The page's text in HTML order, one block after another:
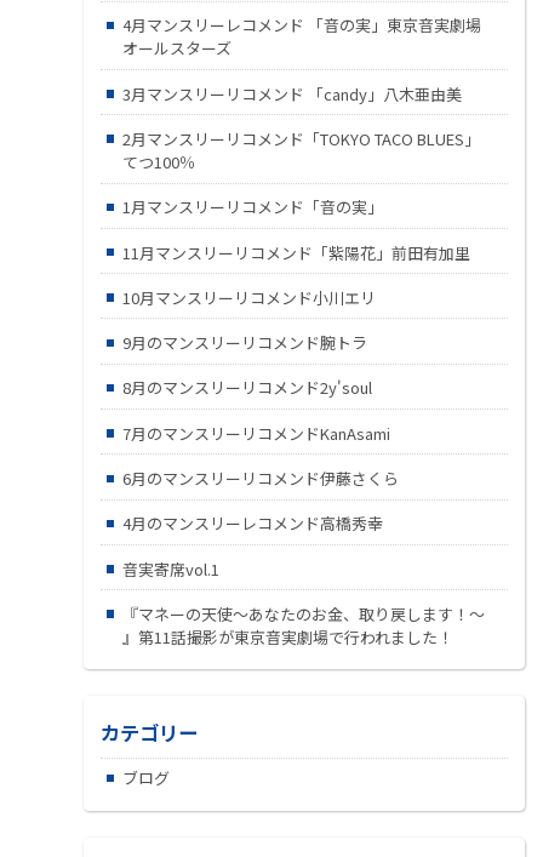
4月マンスリーレコメンド 「音の実」東京音実劇場
オールスターズ
3月マンスリーリコメンド 「candy」八木亜由美
2月マンスリーリコメンド「TOKYO TACO BLUES」
てつ100％
1月マンスリーリコメンド「音の実」
11月マンスリーリコメンド「紫陽花」前田有加里
10月マンスリーリコメンド小川エリ
9月のマンスリーリコメンド腕トラ
8月のマンスリーリコメンド2y'soul
7月のマンスリーリコメンドKanAsami
6月のマンスリーリコメンド伊藤さくら
4月のマンスリーレコメンド高橋秀幸
音実寄席vol.1
『マネーの天使～あなたのお金、取り戻します！～
』第11話撮影が東京音実劇場で行われました！
カテゴリー
ブログ